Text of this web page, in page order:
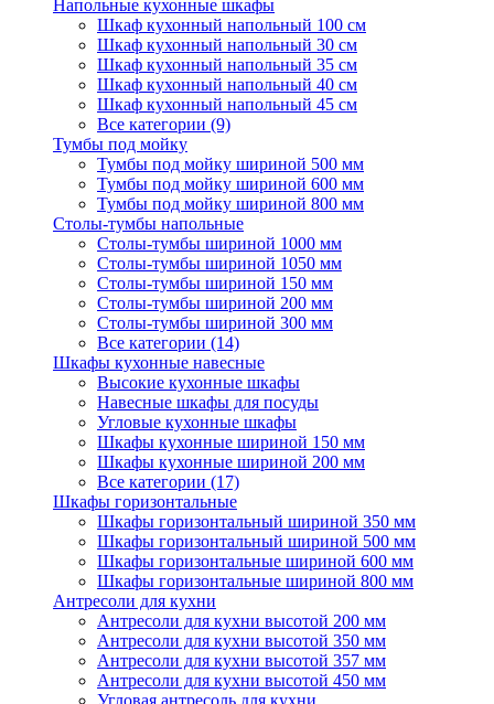
Напольные кухонные шкафы
Шкаф кухонный напольный 100 см
Шкаф кухонный напольный 30 см
Шкаф кухонный напольный 35 см
Шкаф кухонный напольный 40 см
Шкаф кухонный напольный 45 см
Все категории (9)
Тумбы под мойку
Тумбы под мойку шириной 500 мм
Тумбы под мойку шириной 600 мм
Тумбы под мойку шириной 800 мм
Столы-тумбы напольные
Столы-тумбы шириной 1000 мм
Столы-тумбы шириной 1050 мм
Столы-тумбы шириной 150 мм
Столы-тумбы шириной 200 мм
Столы-тумбы шириной 300 мм
Все категории (14)
Шкафы кухонные навесные
Высокие кухонные шкафы
Навесные шкафы для посуды
Угловые кухонные шкафы
Шкафы кухонные шириной 150 мм
Шкафы кухонные шириной 200 мм
Все категории (17)
Шкафы горизонтальные
Шкафы горизонтальный шириной 350 мм
Шкафы горизонтальный шириной 500 мм
Шкафы горизонтальные шириной 600 мм
Шкафы горизонтальные шириной 800 мм
Антресоли для кухни
Антресоли для кухни высотой 200 мм
Антресоли для кухни высотой 350 мм
Антресоли для кухни высотой 357 мм
Антресоли для кухни высотой 450 мм
Угловая антресоль для кухни